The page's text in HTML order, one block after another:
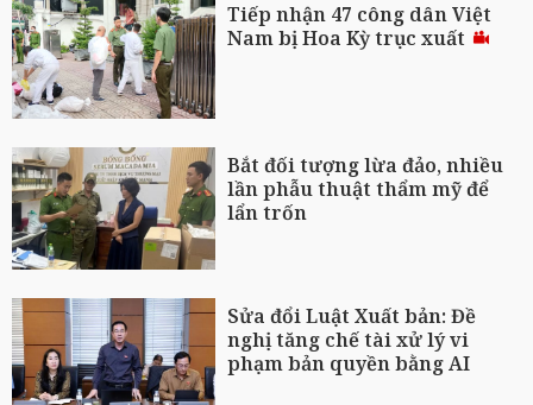
Tiếp nhận 47 công dân Việt
Nam bị Hoa Kỳ trục xuất
Bắt đối tượng lừa đảo, nhiều
lần phẫu thuật thẩm mỹ để
lẩn trốn
Sửa đổi Luật Xuất bản: Đề
nghị tăng chế tài xử lý vi
phạm bản quyền bằng AI